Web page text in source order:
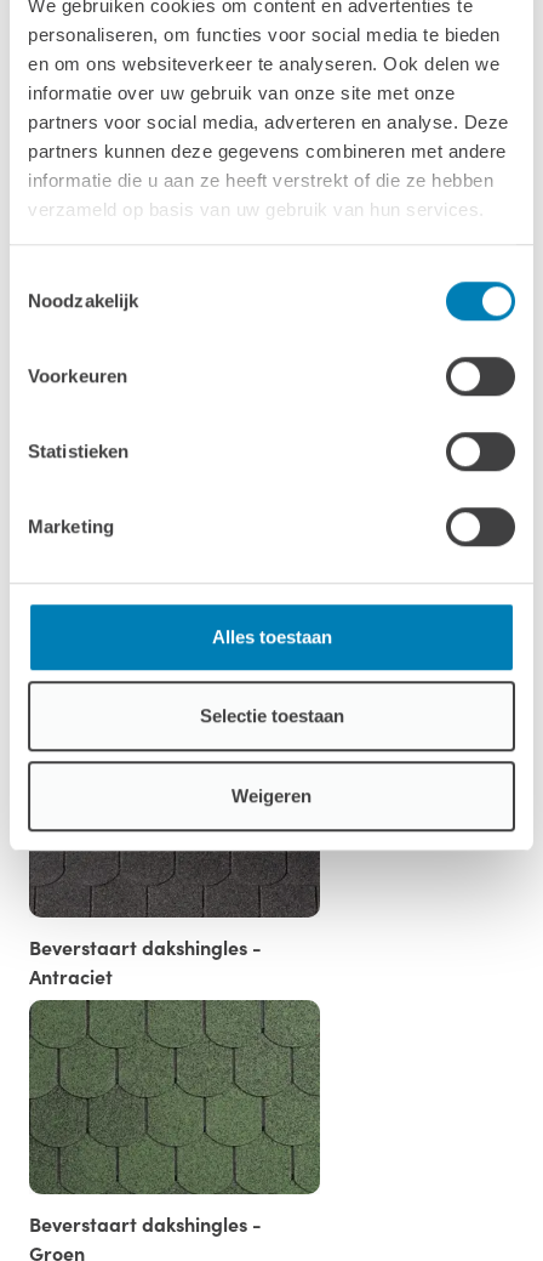
We gebruiken cookies om content en advertenties te
personaliseren, om functies voor social media te bieden
en om ons websiteverkeer te analyseren. Ook delen we
informatie over uw gebruik van onze site met onze
partners voor social media, adverteren en analyse. Deze
partners kunnen deze gegevens combineren met andere
informatie die u aan ze heeft verstrekt of die ze hebben
verzameld op basis van uw gebruik van hun services.
Noodzakelijk
Voorkeuren
Statistieken
Marketing
Alles toestaan
Selectie toestaan
Weigeren
Standaard Dakshingles -
Antraciet
Standaard Dakshingles - Groen
Beverstaart dakshingles -
Antraciet
Beverstaart dakshingles -
Groen